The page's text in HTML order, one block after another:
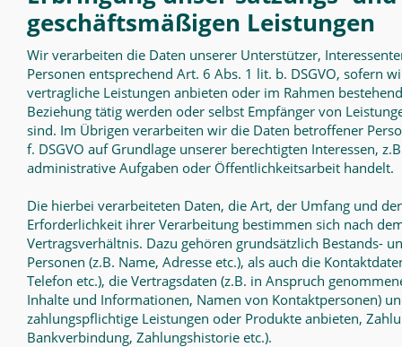
geschäftsmäßigen Leistungen
Wir verarbeiten die Daten unserer Unterstützer,
Personen entsprechend Art. 6 Abs. 1 lit. b. DSGVO, sofern
vertragliche Leistungen anbieten oder im Rahmen
Beziehung tätig werden oder selbst Empfänger von
sind. Im Übrigen verarbeiten wir die Daten betroffener
f. DSGVO auf Grundlage unserer berechtigten Interessen,
administrative Aufgaben oder Öffentlichkeitsarbeit handelt.
Die hierbei verarbeiteten Daten, die Art, der Umfang und
Erforderlichkeit ihrer Verarbeitung bestimmen sich nach
Vertragsverhältnis. Dazu gehören grundsätzlich Bestands-
Personen (z.B. Name, Adresse etc.), als auch die
Telefon etc.), die Vertragsdaten (z.B. in Anspruch
Inhalte und Informationen, Namen von Kontaktpersonen)
zahlungspflichtige Leistungen oder Produkte anbieten,
Bankverbindung, Zahlungshistorie etc.).